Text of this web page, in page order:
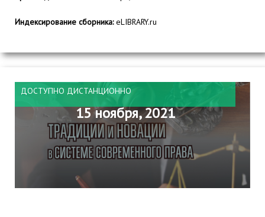
Индексирование сборника:eLIBRARY.ru
ДОСТУПНО ДИСТАНЦИОННО
15 ноября, 2021